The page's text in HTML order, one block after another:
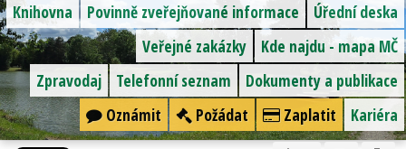
Úřední deska
Povinně zveřejňované informace
Knihovna
Kde najdu - mapa MČ
Veřejné zakázky
Dokumenty a publikace
Telefonní seznam
Zpravodaj
Kariéra
Zaplatit
Požádat
Oznámit